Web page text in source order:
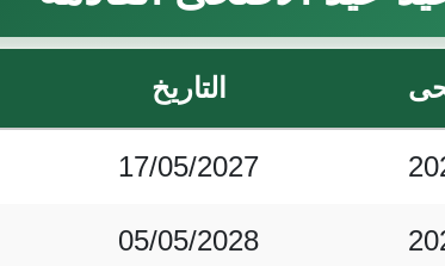
التاريخ
17/05/2027
05/05/2028